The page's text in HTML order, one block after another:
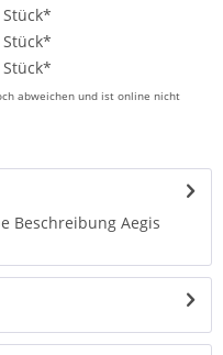
Stück*
Stück*
Stück*
abweichen und ist online nicht
Beschreibung Aegis